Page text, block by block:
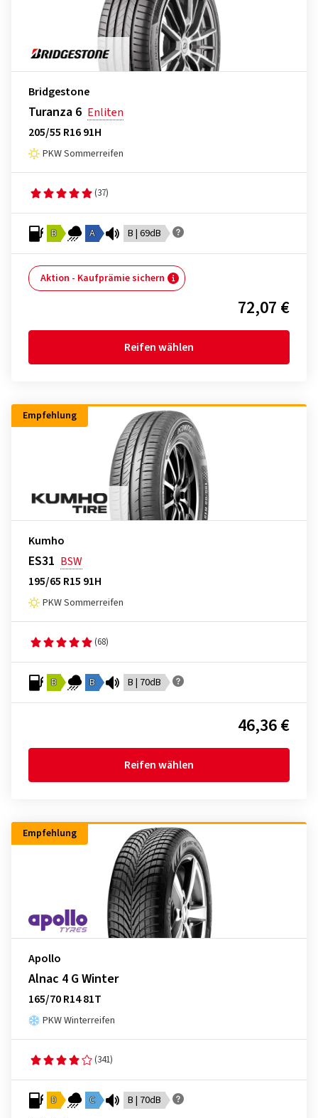
Bridgestone
Turanza 6 Enliten
205/55 R16 91H
PKW Sommerreifen
(37)
B A B | 69dB
Aktion - Kaufprämie sichern
72,07 €
Reifen wählen
Empfehlung
Kumho
ES31 BSW
195/65 R15 91H
PKW Sommerreifen
(68)
B B B | 70dB
46,36 €
Reifen wählen
Empfehlung
Apollo
Alnac 4 G Winter
165/70 R14 81T
PKW Winterreifen
(341)
D C B | 70dB